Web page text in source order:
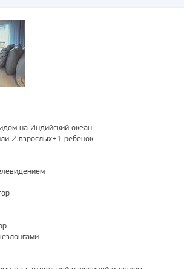
на Индийский океан
2 взрослых+1 ребенок